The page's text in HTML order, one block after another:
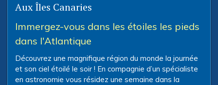
Aux Îles Canaries
Immergez-vous dans les étoiles les pieds
dans l'Atlantique
Découvrez une magnifique région du monde la journée
et son ciel étoilé le soir ! En compagnie d’un spécialiste
en astronomie vous résidez une semaine dans la